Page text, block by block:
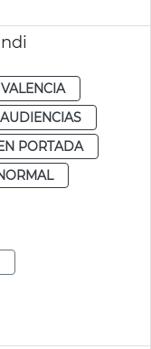
VALENCIA
PORTADA